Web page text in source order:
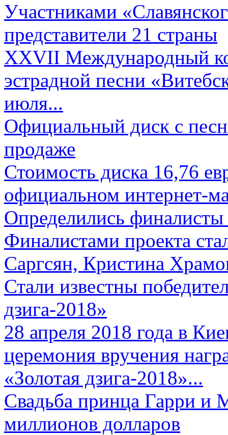
Участниками
представители 21 страны
XXVII Международный
эстрадной песни
июля...
Официальный диск с
продаже
Стоимость диска 16,76
официальном интернет-
Определились
Финалистами проекта
Саргсян, Кристина
Стали известны
дзига-2018»
28 апреля 2018 года в
церемония вручения
«Золотая дзига-2018»...
Свадьба принца Гарри и
миллионов долларов